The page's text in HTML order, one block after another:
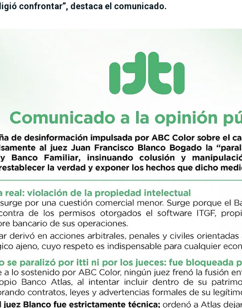
confrontar”, destaca el comunicado.